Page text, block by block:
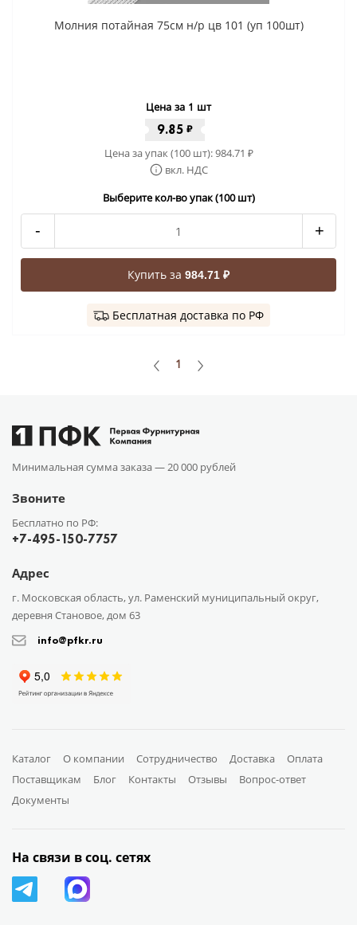
Молния потайная 75см н/р цв 101 (уп 100шт)
Цена за 1 шт
9.85 ₽
Цена за упак (100 шт):984.71 ₽
вкл. НДС
Выберите кол-во упак (100 шт)
- +
Купить за 984.71 ₽
Бесплатная доставка по РФ
1
Минимальная сумма заказа —20 000 рублей
Звоните
Бесплатно по РФ:
+7-495-150-7757
Адрес
г. Московская область, ул. Раменский муниципальный округ,
деревня Становое, дом 63
info@pfkr.ru
Каталог О компании Сотрудничество Доставка
Оплата
Поставщикам
Блог Контакты Отзывы
Вопрос-ответ
Документы
На связи в соц. сетях